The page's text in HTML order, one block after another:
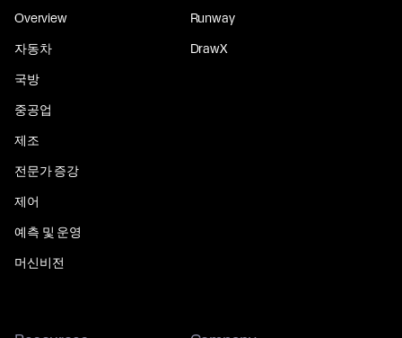
Overview
자동차
국방
중공업
제조
전문가 증강
제어
예측 및 운영
머신비전
Runway
DrawX